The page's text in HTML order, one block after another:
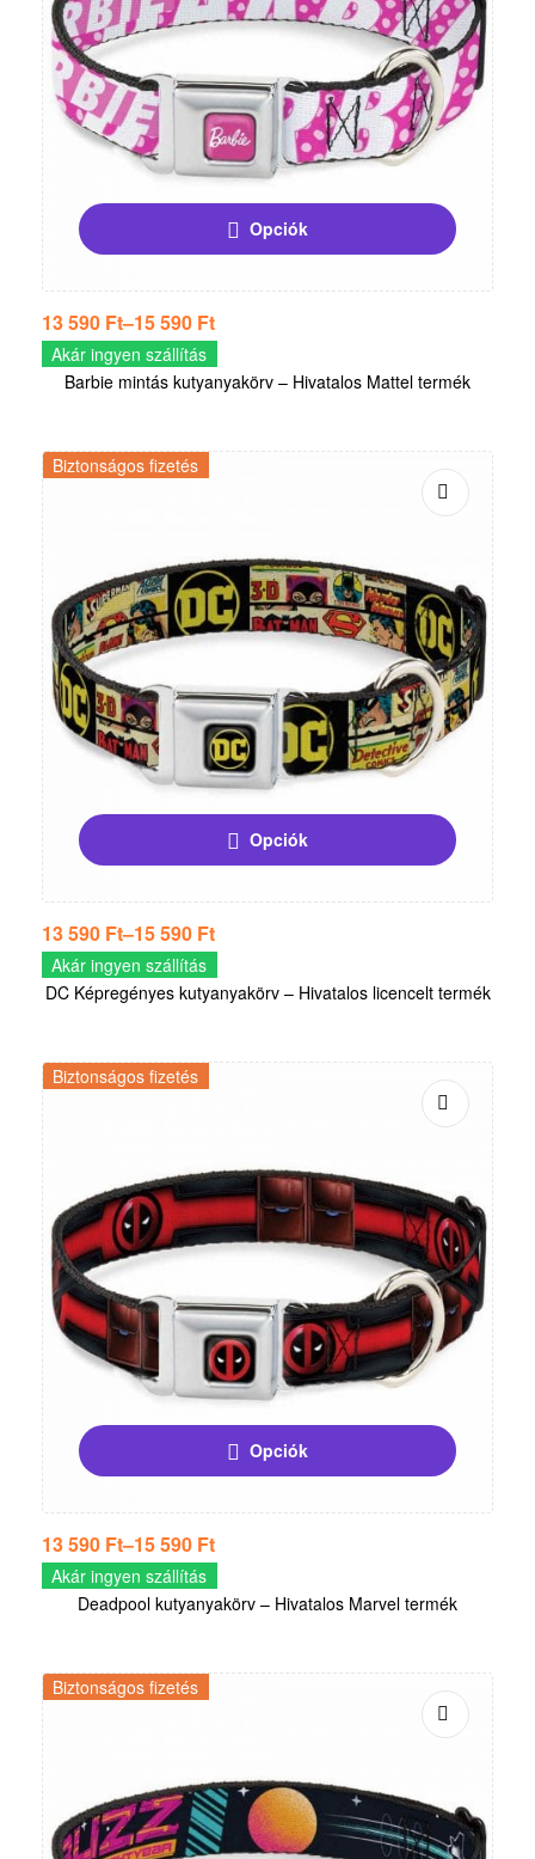
Opciók
13 590 Ft–15 590 Ft
Akár ingyen szállítás
Barbie mintás kutyanyakörv – Hivatalos Mattel termék
Biztonságos fizetés
Opciók
13 590 Ft–15 590 Ft
Akár ingyen szállítás
DC Képregényes kutyanyakörv – Hivatalos licencelt termék
Biztonságos fizetés
Opciók
13 590 Ft–15 590 Ft
Akár ingyen szállítás
Deadpool kutyanyakörv – Hivatalos Marvel termék
Biztonságos fizetés